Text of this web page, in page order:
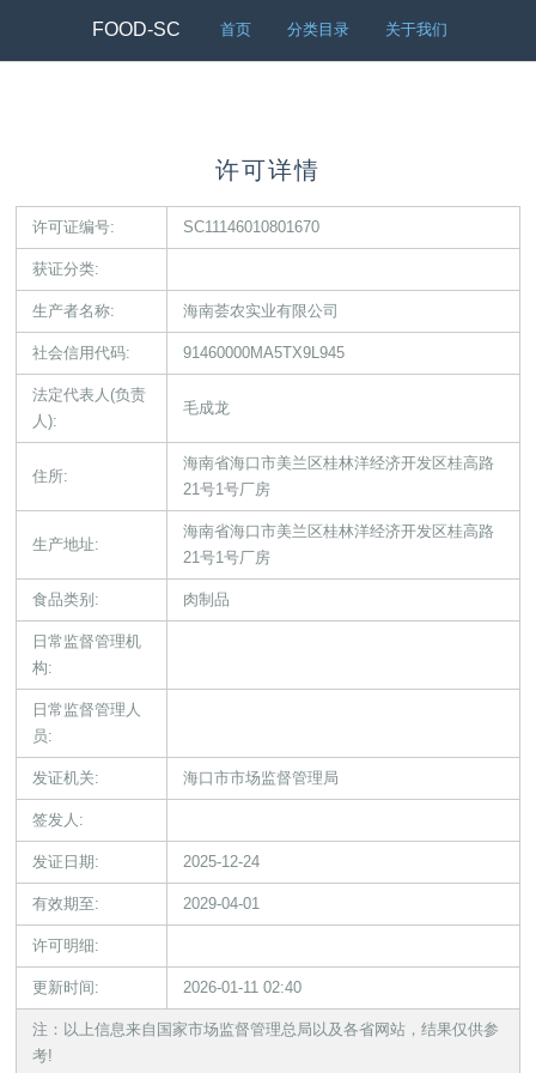
FOOD-SC 首页 分类目录 关于我们
许可详情
许可证编号: SC11146010801670
获证分类:
生产者名称: 海南荟农实业有限公司
社会信用代码: 91460000MA5TX9L945
法定代表人(负责
人):
毛成龙
住所:
海南省海口市美兰区桂林洋经济开发区桂高路
21号1号厂房
生产地址:
海南省海口市美兰区桂林洋经济开发区桂高路
21号1号厂房
食品类别: 肉制品
日常监督管理机
构:
日常监督管理人
员:
发证机关: 海口市市场监督管理局
签发人:
发证日期: 2025-12-24
有效期至: 2029-04-01
许可明细:
更新时间: 2026-01-11 02:40
注：以上信息来自国家市场监督管理总局以及各省网站，结果仅供参
考!